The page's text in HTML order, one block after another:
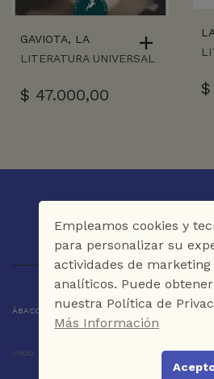
GAVIOTA, LA
LITERATURA UNIVERSAL
$ 47.000,00 $
ÁBACO LIBROS Y CAFÉ © 2025 CARTAGENA DE
Inicio Galería
Empleamos cookies y
para personalizar su
actividades de
analíticos. Puede
nuestra Política de
Más Información